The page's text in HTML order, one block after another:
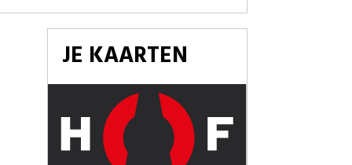
JE KAARTEN